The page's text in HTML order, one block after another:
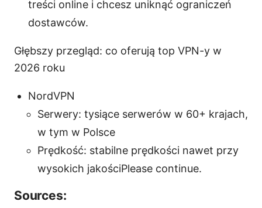
treści online i chcesz uniknąć ograniczeń
dostawców.
Głębszy przegląd: co oferują top VPN-y w
2026 roku
NordVPN
Serwery: tysiące serwerów w 60+ krajach,
w tym w Polsce
Prędkość: stabilne prędkości nawet przy
wysokich jakościPlease continue.
Sources: